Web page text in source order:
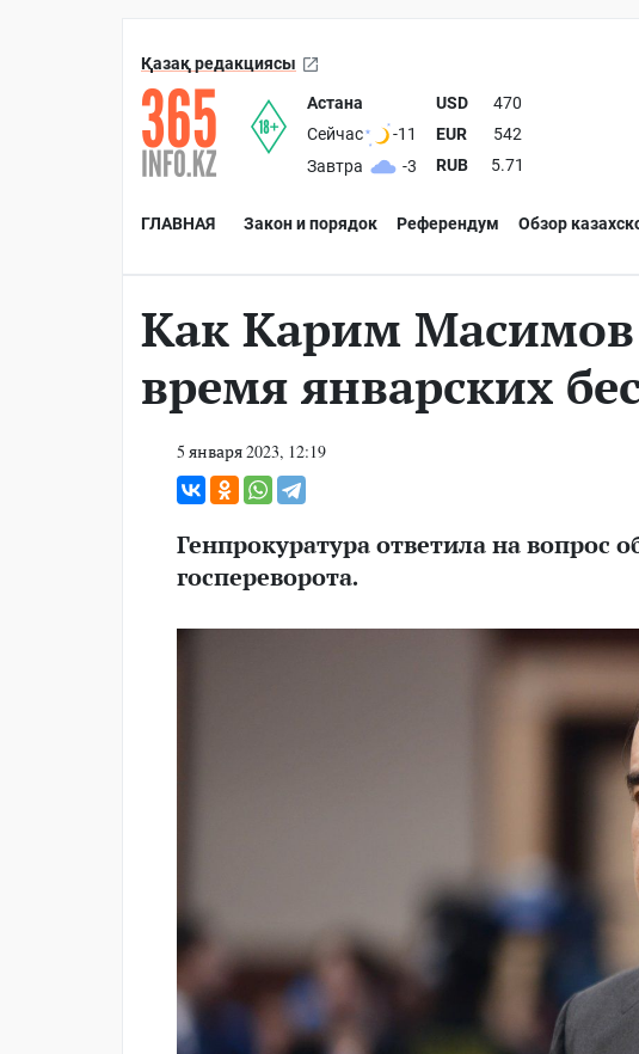
Қазақ редакциясы
Астана
Сейчас
-11
Завтра
-3
USD
470
EUR
542
RUB
5.71
ГЛАВНАЯ Закон и порядок Референдум Обзор
Как Карим Масимов
время январских
5 января 2023, 12:19
Генпрокуратура ответила на вопрос
госпереворота.